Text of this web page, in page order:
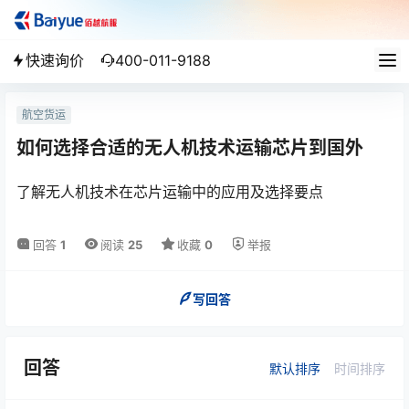
快速询价 400-011-9188
航空货运
如何选择合适的无人机技术运输芯片到国外
了解无人机技术在芯片运输中的应用及选择要点
回答 1 阅读 25 收藏 0 举报
写回答
回答 默认排序 时间排序